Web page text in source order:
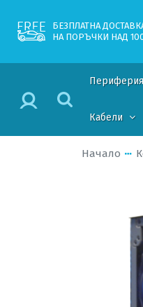
БЕЗПЛАТНА
НА ПОРЪЧКИ НАД 100
Периферия
Кабели
Начало